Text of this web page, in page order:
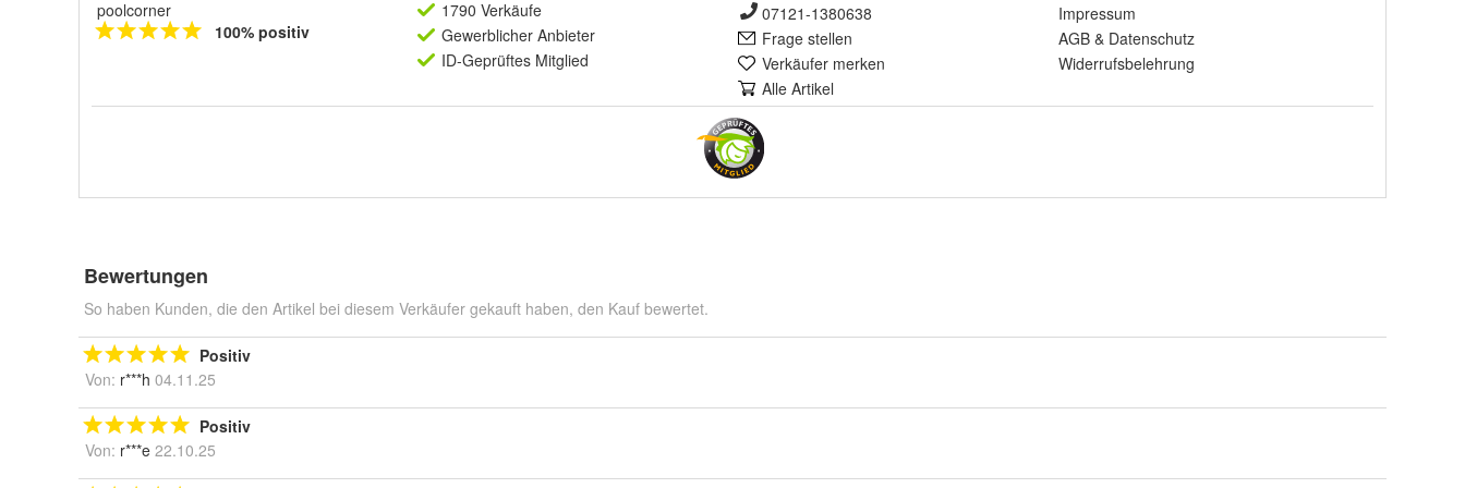
poolcorner
100% positiv
1790 Verkäufe
Gewerblicher Anbieter
ID-Geprüftes Mitglied
07121-1380638
Frage stellen
Verkäufer merken
Alle Artikel
Impressum
AGB & Datenschutz
Widerrufsbelehrung
Bewertungen
So haben Kunden, die den Artikel bei diesem Verkäufer gekauft haben, den Kauf bewertet.
Positiv
Von: r***h 04.11.25
Positiv
Von: r***e 22.10.25